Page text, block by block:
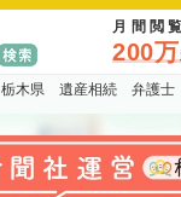
月間閲
200万
栃木県 遺産相続 弁護士